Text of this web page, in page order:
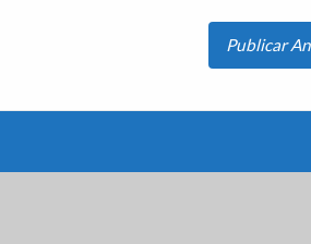
Publicar